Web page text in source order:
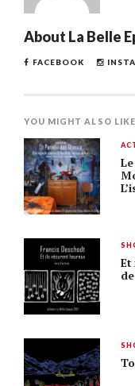
About La Belle
FACEBOOK
YOU MIGHT ALSO LIKE
Et